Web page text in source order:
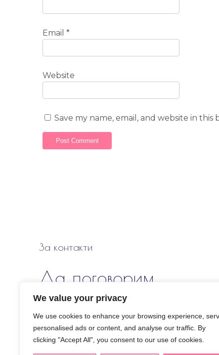
We value your privacy
We use cookies to enhance your browsing experience,
personalised ads or content, and analyse our traffic. By
clicking "Accept All", you consent to our use of cookies.
Email *
Website
Save my name, email, and website in
За контакти
Да поговорим
Свържи се с мен и ще обсъдим твоя
Privacy Policy & Cookies